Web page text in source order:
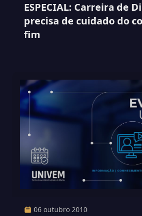
ESPECIAL: Carreira de
precisa de cuidado do
fim
06 outubro 2010